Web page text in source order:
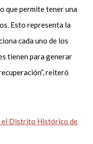
que permite tener una
Esto representa la
cada uno de los
tienen para generar
reiteró
el Distrito Histórico de